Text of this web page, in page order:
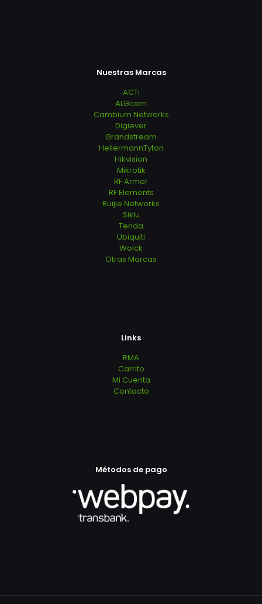
Nuestras Marcas
ACTi
ALGcom
Cambium Networks
Digiever
Grandstream
HellermannTyton
Hikvision
Mikrotik
RF Armor
RF Elements
Ruijie Networks
Siklu
Tenda
Ubiquiti
Wolck
Otras Marcas
Links
RMA
Carrito
Mi Cuenta
Contacto
Métodos de pago